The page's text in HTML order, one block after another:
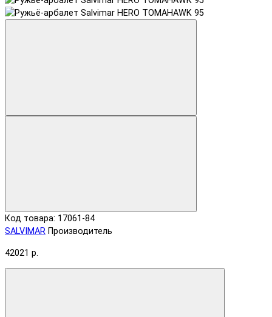
Код товара: 17061-84
SALVIMAR Производитель
42021 р.